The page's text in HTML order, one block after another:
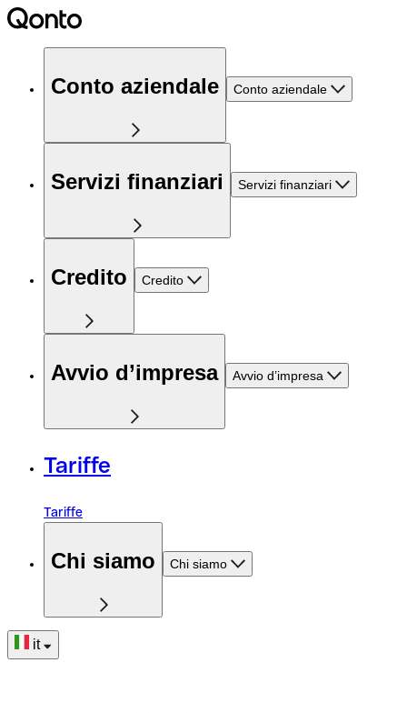
Conto aziendale Conto aziendale
Servizi finanziari Servizi finanziari
Credito Credito
Avvio d’impresa Avvio d’impresa
Tariffe
Tariffe
Chi siamo Chi siamo
it